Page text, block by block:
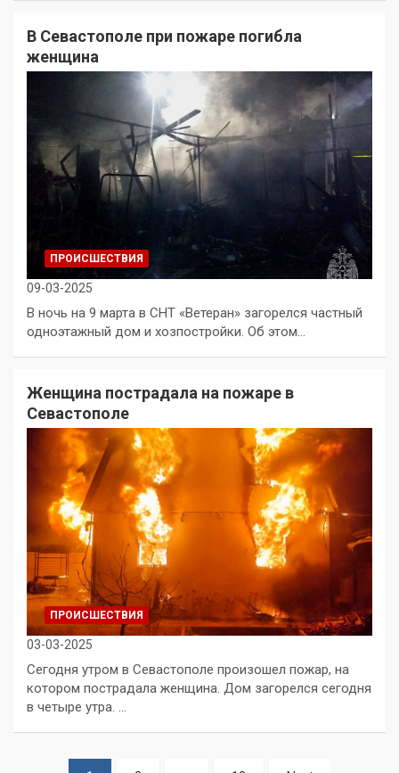
В Севастополе при пожаре погибла
женщина
ПРОИСШЕСТВИЯ
09-03-2025
В ночь на 9 марта в СНТ «Ветеран» загорелся частный
одноэтажный дом и хозпостройки. Об этом…
Женщина пострадала на пожаре в
Севастополе
ПРОИСШЕСТВИЯ
03-03-2025
Сегодня утром в Севастополе произошел пожар, на
котором пострадала женщина. Дом загорелся сегодня
в четыре утра. …